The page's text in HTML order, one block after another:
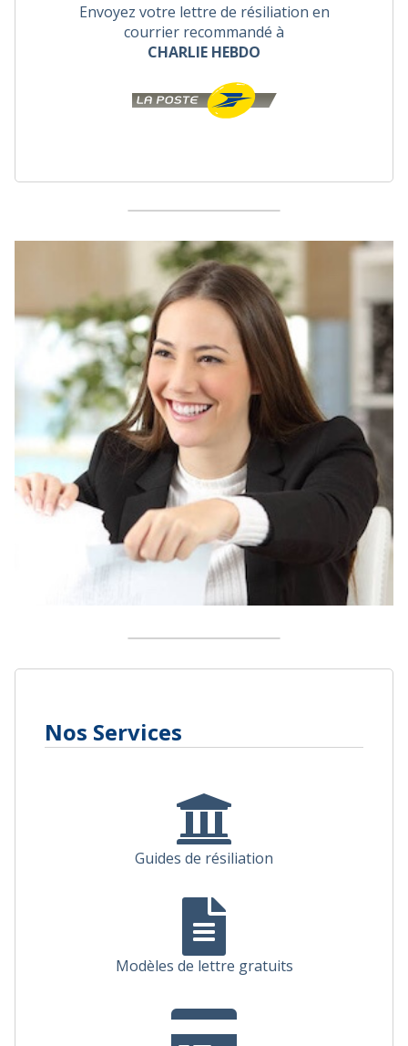
Envoyez votre lettre de résiliation en
courrier recommandé à
CHARLIE HEBDO
Nos Services
Guides de résiliation
Modèles de lettre gratuits